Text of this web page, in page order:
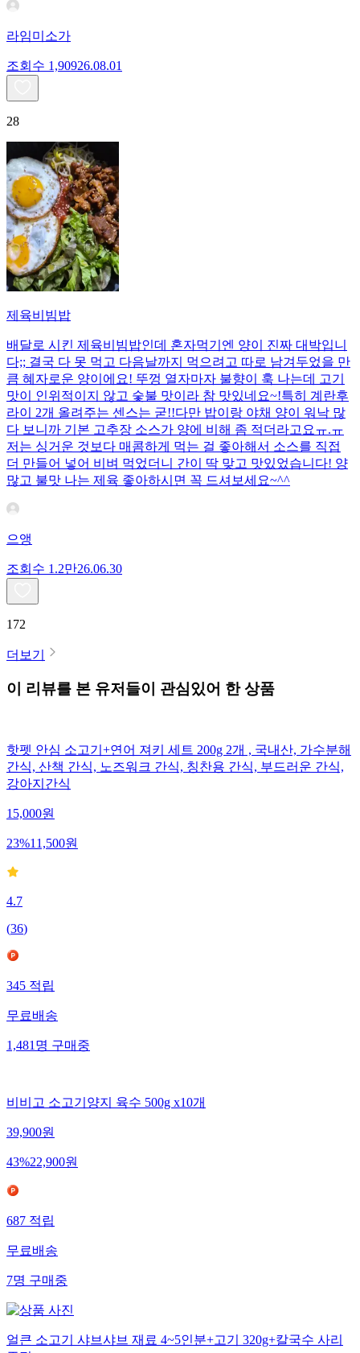
라임미소가
조회수 1,90926.08.01
28
제육비빔밥
배달로 시킨 제육비빔밥인데 혼자먹기엔 양이 진짜 대박입니
다;; 결국 다 못 먹고 다음날까지 먹으려고 따로 남겨두었을 만
큼 혜자로운 양이에요! 뚜껑 열자마자 불향이 훅 나는데 고기
맛이 인위적이지 않고 숯불 맛이라 참 맛있네요~!특히 계란후
라이 2개 올려주는 센스는 굳!! ​다만 밥이랑 야채 양이 워낙 많
다 보니까 기본 고추장 소스가 양에 비해 좀 적더라고요ㅠ.ㅠ
저는 싱거운 것보다 매콤하게 먹는 걸 좋아해서 소스를 직접
더 만들어 넣어 비벼 먹었더니 간이 딱 맞고 맛있었습니다! 양
많고 불맛 나는 제육 좋아하시면 꼭 드셔보세요~^^
으앵
조회수 1.2만26.06.30
172
더보기
이 리뷰를 본 유저들이 관심있어 한 상품
핫펫 안심 소고기+연어 져키 세트 200g 2개 , 국내산, 가수분해
간식, 산책 간식, 노즈워크 간식, 칭찬용 간식, 부드러운 간식,
강아지간식
15,000원
23%11,500원
4.7
(36)
345적립
무료배송
1,481명구매중
비비고 소고기양지 육수 500g x10개
39,900원
43%22,900원
687적립
무료배송
7명구매중
얼큰 소고기 샤브샤브 재료 4~5인분+고기 320g+칼국수 사리